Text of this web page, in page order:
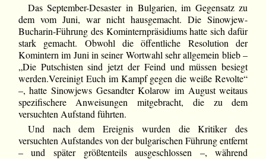
Das September-Desaster in Bulgarien, im Gegensatz zu
dem vom Juni, war nicht hausgemacht. Die Sinowjew-
Bucharin-Führung des Kominternpräsidiums hatte sich dafür
stark gemacht. Obwohl die öffentliche Resolution der
Komintern im Juni in seiner Wortwahl sehr allgemein blieb –
„Die Putschisten sind jetzt der Feind und müssen besiegt
werden.Vereinigt Euch im Kampf gegen die weiße Revolte“
–, hatte Sinowjews Gesandter Kolarow im August weitaus
spezifischere Anweisungen mitgebracht, die zu dem
versuchten Aufstand führten.
Und nach dem Ereignis wurden die Kritiker des
versuchten Aufstandes von der bulgarischen Führung entfernt
– und später größtenteils ausgeschlossen –, während